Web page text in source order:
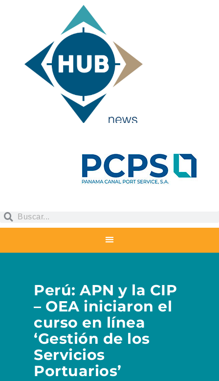
Perú: APN y la CIP
– OEA iniciaron el
curso en línea
‘Gestión de los
Servicios
Portuarios’